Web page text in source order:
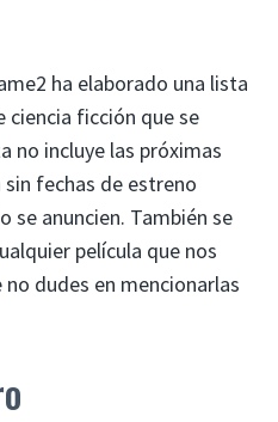
ha elaborado una lista
ciencia ficción que se
no incluye las próximas
fechas de estreno
se anuncien. También se
película que nos
dudes en mencionarlas